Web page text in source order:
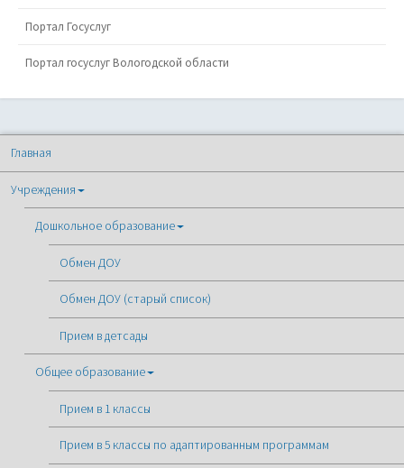
Портал Госуслуг
Портал госуслуг Вологодской области
Главная
Учреждения
Дошкольное образование
Обмен ДОУ
Обмен ДОУ (старый список)
Прием в детсады
Общее образование
Прием в 1 классы
Прием в 5 классы по адаптированным программам